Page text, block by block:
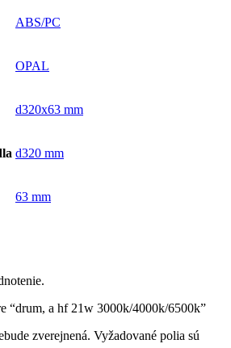
ABS/PC
OPAL
d320x63 mm
d320 mm
63 mm
“drum, a hf 21w 3000k/4000k/6500k”
zverejnená. Vyžadované polia sú